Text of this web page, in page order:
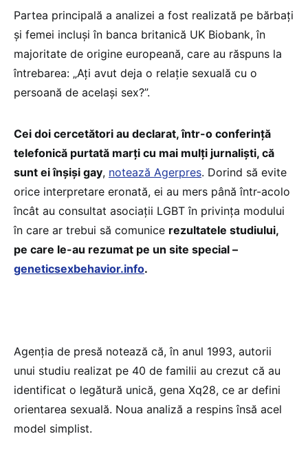
Partea principală a analizei a fost realizată pe bărbați
şi femei incluşi în banca britanică UK Biobank, în
majoritate de origine europeană, care au răspuns la
întrebarea: „Ați avut deja o relație sexuală cu o
persoană de acelaşi sex?”.
Cei doi cercetători au declarat, într-o conferință
telefonică purtată marți cu mai mulți jurnalişti, că
sunt ei înşişi gay, notează Agerpres. Dorind să evite
orice interpretare eronată, ei au mers până într-acolo
încât au consultat asociații LGBT în privința modului
în care ar trebui să comunice rezultatele studiului,
pe care le-au rezumat pe un site special –
geneticsexbehavior.info.
Agenția de presă notează că, în anul 1993, autorii
unui studiu realizat pe 40 de familii au crezut că au
identificat o legătură unică, gena Xq28, ce ar defini
orientarea sexuală. Noua analiză a respins însă acel
model simplist.